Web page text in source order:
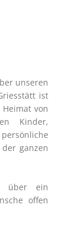
unseren
ist
von
Kinder,
ganzen
über ein
offen